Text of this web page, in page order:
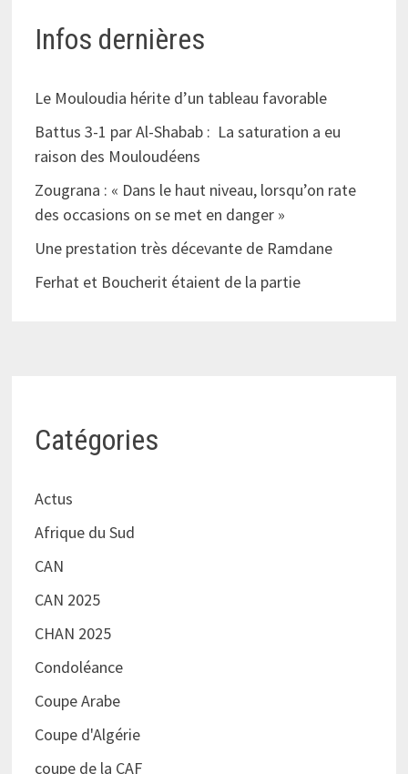
Infos dernières
Le Mouloudia hérite d’un tableau favorable
Battus 3-1 par Al-Shabab : La saturation a eu
raison des Mouloudéens
Zougrana : « Dans le haut niveau, lorsqu’on rate
des occasions on se met en danger »
Une prestation très décevante de Ramdane
Ferhat et Boucherit étaient de la partie
Catégories
Actus
Afrique du Sud
CAN
CAN 2025
CHAN 2025
Condoléance
Coupe Arabe
Coupe d'Algérie
coupe de la CAF